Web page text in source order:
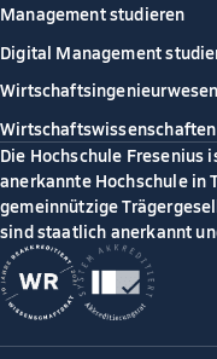
Management studieren
Digital Management
Die Hochschule Fresenius
anerkannte Hochschule in
gemeinnützige
sind staatlich anerkannt